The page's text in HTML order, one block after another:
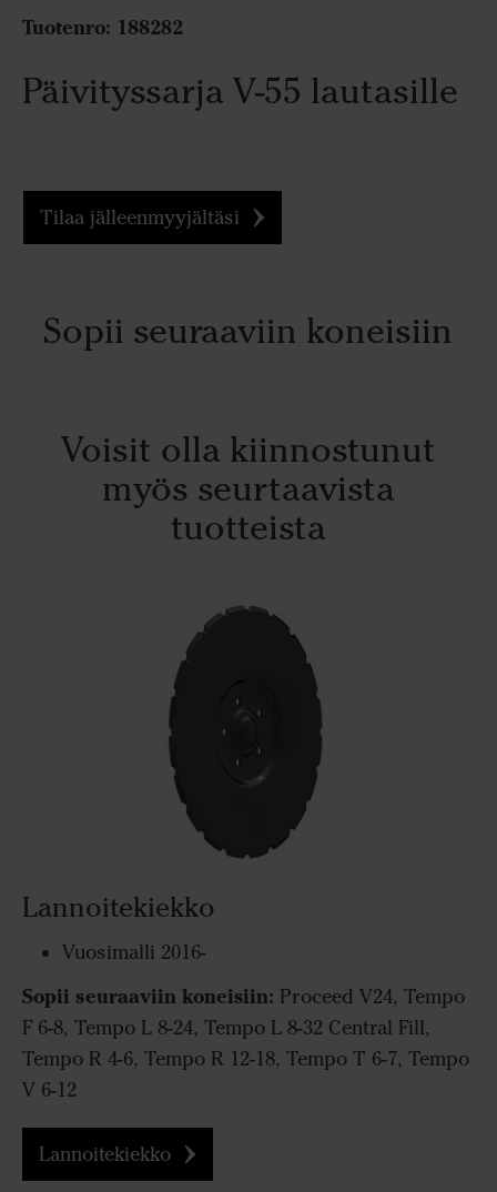
Tuotenro: 188282
Päivityssarja V-55 lautasille
Tilaa jälleenmyyjältäsi
Sopii seuraaviin koneisiin
Voisit olla kiinnostunut
myös seurtaavista
tuotteista
Lannoitekiekko
Vuosimalli 2016-
Sopii seuraaviin koneisiin: Proceed V24, Tempo
F 6-8, Tempo L 8-24, Tempo L 8-32 Central Fill,
Tempo R 4-6, Tempo R 12-18, Tempo T 6-7, Tempo
V 6-12
Lannoitekiekko